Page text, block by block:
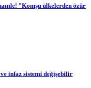
"Komşu ülkelerden özür
infaz sistemi değişebilir